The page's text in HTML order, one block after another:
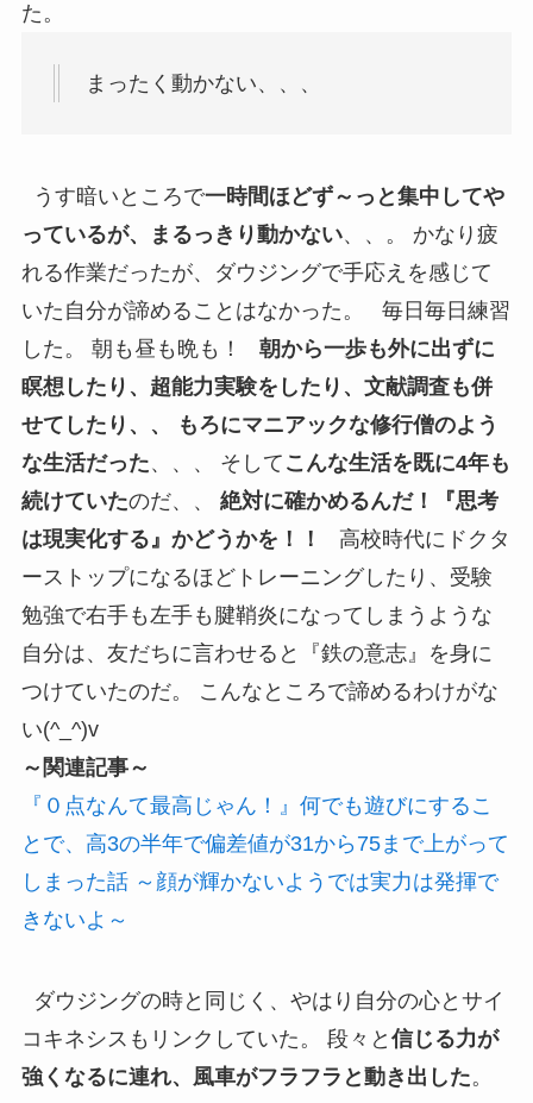
た。
まったく動かない、、、
うす暗いところで一時間ほどず～っと集中してや
っているが、まるっきり動かない、、。 かなり疲
れる作業だったが、ダウジングで手応えを感じて
いた自分が諦めることはなかった。 毎日毎日練習
した。 朝も昼も晩も！ 朝から一歩も外に出ずに
瞑想したり、超能力実験をしたり、文献調査も併
せてしたり、、 もろにマニアックな修行僧のよう
な生活だった、、、 そして こんな生活を既に4年も
続けていたのだ、、 絶対に確かめるんだ！『思考
は現実化する』かどうかを！！
高校時代にドクタ
ーストップになるほどトレーニングしたり、受験
勉強で右手も左手も腱鞘炎になってしまうような
自分は、友だちに言わせると『鉄の意志』を身に
つけていたのだ。 こんなところで諦めるわけがな
い(^_^)v
～関連記事～
『０点なんて最高じゃん！』何でも遊びにするこ
とで、高3の半年で偏差値が31から75まで上がって
しまった話 ～顔が輝かないようでは実力は発揮で
きないよ～
ダウジングの時と同じく、やはり自分の心とサイ
コキネシスもリンクしていた。 段々と 信じる力が
強くなるに連れ、風車がフラフラと動き出した。